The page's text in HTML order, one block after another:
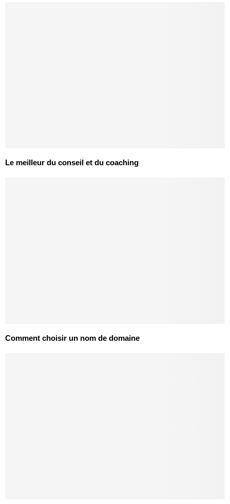
Le meilleur du conseil et du coaching
Comment choisir un nom de domaine